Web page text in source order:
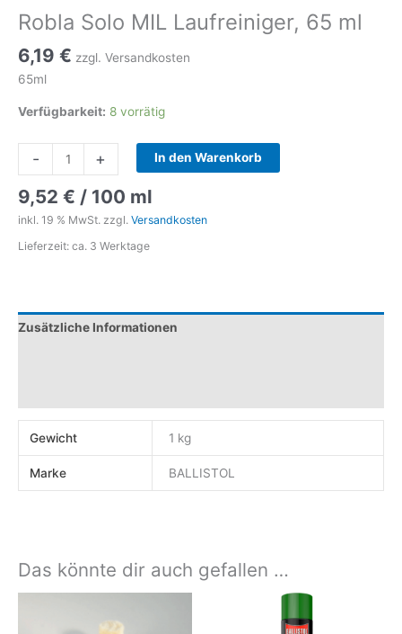
Robla Solo MIL Laufreiniger, 65 ml
6,19 € zzgl. Versandkosten
65ml
Verfügbarkeit: 8 vorrätig
-
Solo
MIL
Laufreiniger,
ml
+ In den Warenkorb
9,52 € / 100 ml
inkl. 19 % MwSt. zzgl. Versandkosten
Lieferzeit: ca. 3 Werktage
Zusätzliche Informationen
Gewicht 1 kg
Marke BALLISTOL
Das könnte dir auch gefallen …